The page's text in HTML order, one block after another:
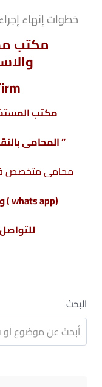
خطوات إنهاء
مكتب
مكتب
” المحامى
محامى متخصص
(whats app ) واتس أب : 201220615243+
للتواصل :
البحث